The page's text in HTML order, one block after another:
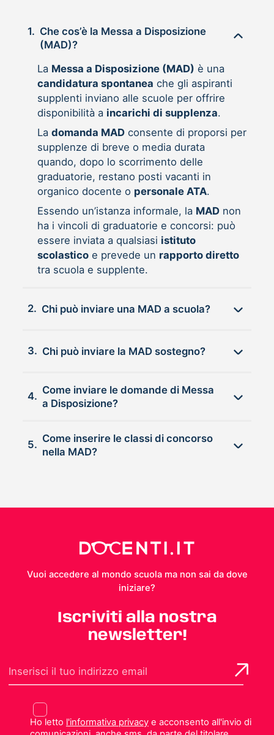
1. Che cos’è la Messa a Disposizione
(MAD)?
La Messa a Disposizione (MAD) è una
candidatura spontanea che gli aspiranti
supplenti inviano alle scuole per offrire
disponibilità a incarichi di supplenza.
La domanda MADconsente di proporsi per
supplenze di breve o media durata
quando, dopo lo scorrimento delle
graduatorie, restano posti vacanti in
organico docente o personale ATA.
Essendo un’istanza informale, la MADnon
ha i vincoli di graduatorie e concorsi: può
essere inviata a qualsiasi istituto
scolasticoe prevede un rapporto diretto
tra scuola e supplente.
2. Chi può inviare una MAD a scuola?
3. Chi può inviare la MAD sostegno?
4.
Come inviare le domande di Messa
a Disposizione?
5.
Come inserire le classi di concorso
nella MAD?
Vuoi accedere al mondo scuola ma non sai da dove
iniziare?
Iscriviti alla nostra
newsletter!
Ho letto l'informativa privacye acconsento all'invio di